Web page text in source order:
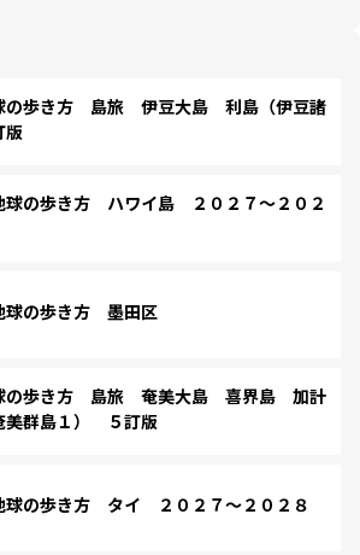
の歩き方 島旅 伊豆大島 利島（伊豆諸
の歩き方 ハワイ島 ２０２７～２０２
の歩き方 墨田区
の歩き方 島旅 奄美大島 喜界島 加計
美群島１） ５訂版
の歩き方 タイ ２０２７～２０２８